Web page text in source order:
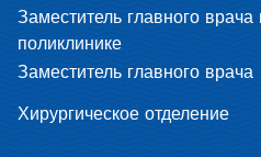
Заместитель главного врача
поликлинике
Заместитель главного врача
Хирургическое отделение